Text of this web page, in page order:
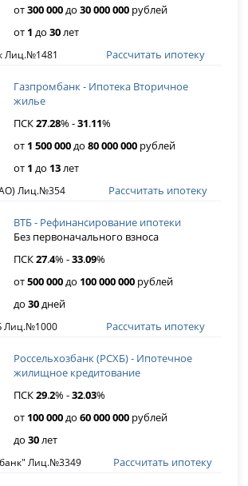
от300 000до30 000 000 рублей
от 1 до30лет
Лиц.№1481 Рассчитать ипотеку
Газпромбанк - Ипотека Вторичное
жилье
ПСК27.28% -31.11%
от 1 500 000до80 000 000 рублей
от 1 до 13лет
Лиц.№354 Рассчитать ипотеку
ВТБ - Рефинансирование ипотеки
Без первоначального взноса
ПСК27.4% -33.09%
от500 000до 100 000 000 рублей
до30дней
Лиц.№1000 Рассчитать ипотеку
Россельхозбанк (РСХБ) - Ипотечное
жилищное кредитование
ПСК29.2% -32.03%
от 100 000до60 000 000 рублей
до30лет
Лиц.№3349 Рассчитать ипотеку